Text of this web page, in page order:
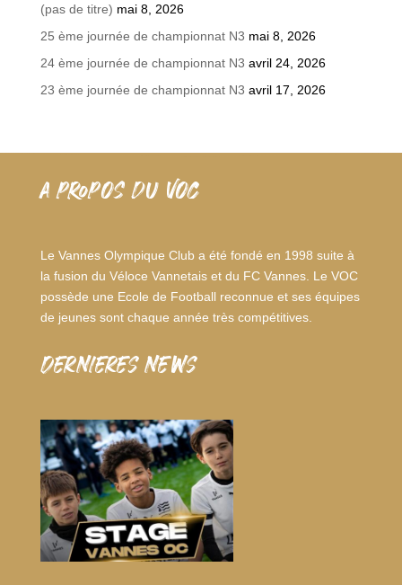
(pas de titre) mai 8, 2026
25 ème journée de championnat N3 mai 8, 2026
24 ème journée de championnat N3 avril 24, 2026
23 ème journée de championnat N3 avril 17, 2026
A PROPOS DU VOC
Le Vannes Olympique Club a été fondé en 1998 suite à
la fusion du Véloce Vannetais et du FC Vannes. Le VOC
possède une Ecole de Football reconnue et ses équipes
de jeunes sont chaque année très compétitives.
dernieres news